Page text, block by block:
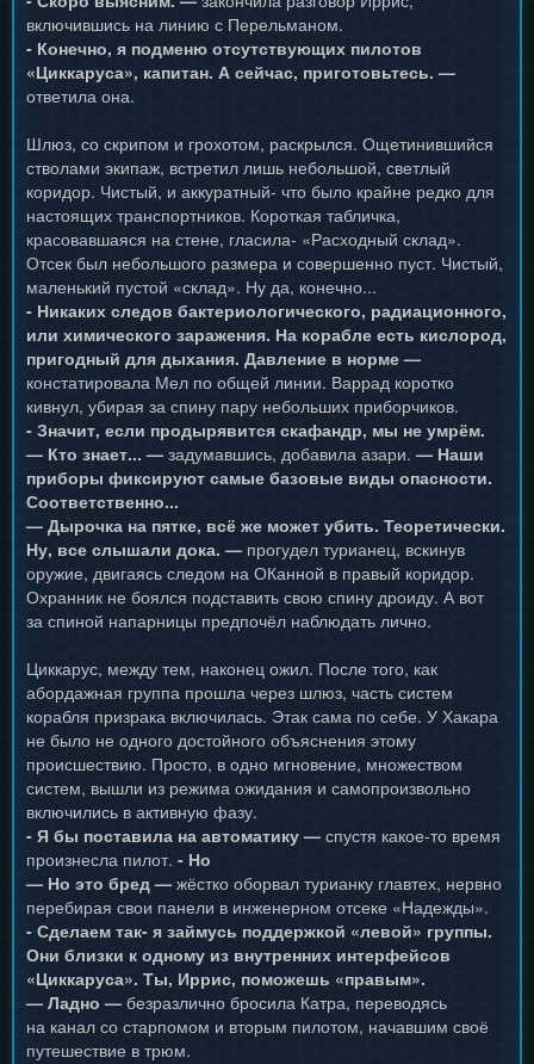
включившись на линию с Перельманом.
- Конечно, я подменю отсутствующих пилотов
«Циккаруса», капитан. А сейчас, приготовьтесь. —
ответила она.
Шлюз, со скрипом и грохотом, раскрылся. Ощетинившийся
стволами экипаж, встретил лишь небольшой, светлый
коридор. Чистый, и аккуратный- что было крайне редко для
настоящих транспортников. Короткая табличка,
красовавшаяся на стене, гласила- «Расходный склад».
Отсек был небольшого размера и совершенно пуст. Чистый,
маленький пустой «склад». Ну да, конечно...
- Никаких следов бактериологического, радиационного,
или химического заражения. На корабле есть кислород,
пригодный для дыхания. Давление в норме —
констатировала Мел по общей линии. Варрад коротко
кивнул, убирая за спину пару небольших приборчиков.
- Значит, если продырявится скафандр, мы не умрём.
— Кто знает... — задумавшись, добавила азари. — Наши
приборы фиксируют самые базовые виды опасности.
Соответственно...
— Дырочка на пятке, всё же может убить. Теоретически.
Ну, все слышали дока. — прогудел турианец, вскинув
оружие, двигаясь следом на ОКанной в правый коридор.
Охранник не боялся подставить свою спину дроиду. А вот
за спиной напарницы предпочёл наблюдать лично.
Циккарус, между тем, наконец ожил. После того, как
абордажная группа прошла через шлюз, часть систем
корабля призрака включилась. Этак сама по себе. У Хакара
не было не одного достойного объяснения этому
происшествию. Просто, в одно мгновение, множеством
систем, вышли из режима ожидания и самопроизвольно
включились в активную фазу.
- Я бы поставила на автоматику — спустя какое-то время
произнесла пилот. - Но
— Но это бред — жёстко оборвал турианку главтех, нервно
перебирая свои панели в инженерном отсеке «Надежды».
- Сделаем так- я займусь поддержкой «левой» группы.
Они близки к одному из внутренних интерфейсов
«Циккаруса». Ты, Иррис, поможешь «правым».
— Ладно — безразлично бросила Катра, переводясь
на канал со старпомом и вторым пилотом, начавшим своё
путешествие в трюм.